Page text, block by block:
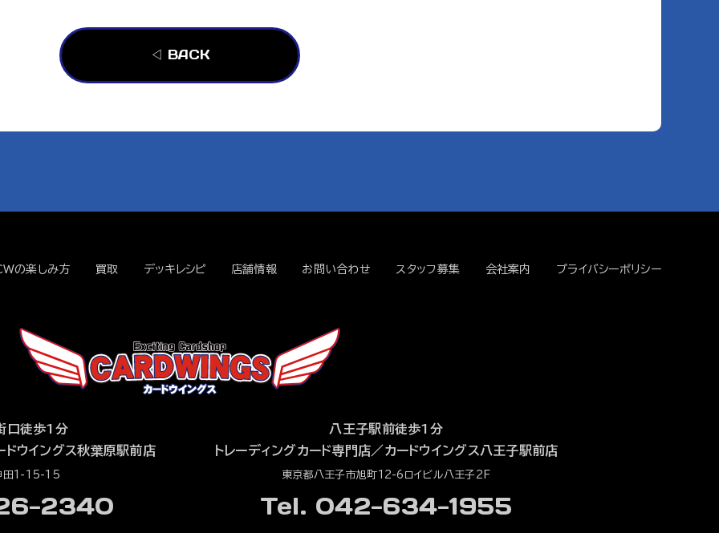
◁ BACK
の楽しみ方 買取 デッキレシピ 店舗情報 お問い合わせ スタッフ募集 会社案内 プライバシーポリシー
口徒歩1分
ドウイングス秋葉原駅前店
田1-15-15
2340
八王子駅前徒歩1分
トレーディングカード専門店／カードウイングス八王子駅前店
東京都八王子市旭町12-6ロイビル八王子2F
Tel. 042-634-1955